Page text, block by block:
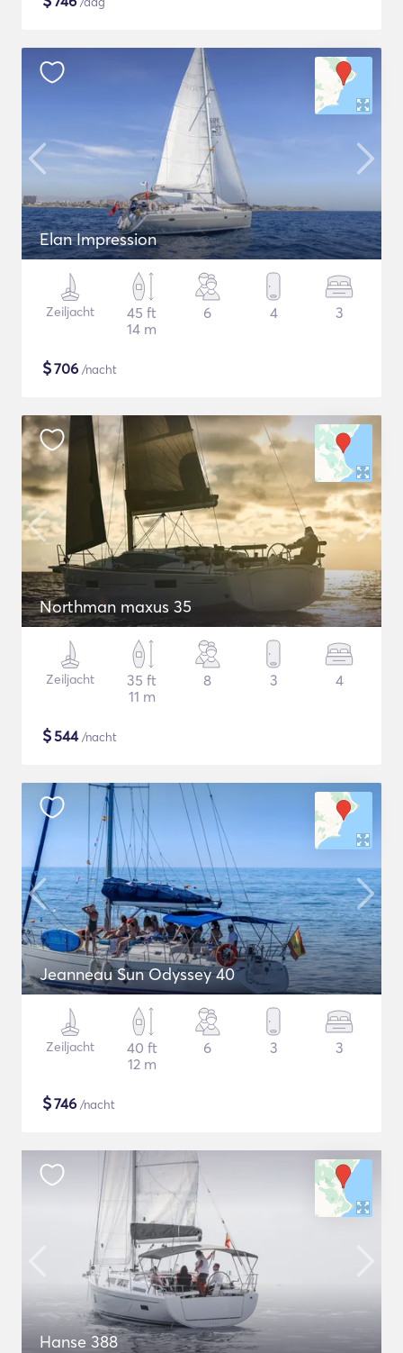
Elan Impression
Zeiljacht
45 ft
14 m
6 4 3
$706 /nacht
Northman maxus 35
Zeiljacht
35 ft
11 m
8 3 4
$544/nacht
Jeanneau Sun Odyssey 40
Zeiljacht
40 ft
12 m
6 3 3
$746 /nacht
Hanse 388